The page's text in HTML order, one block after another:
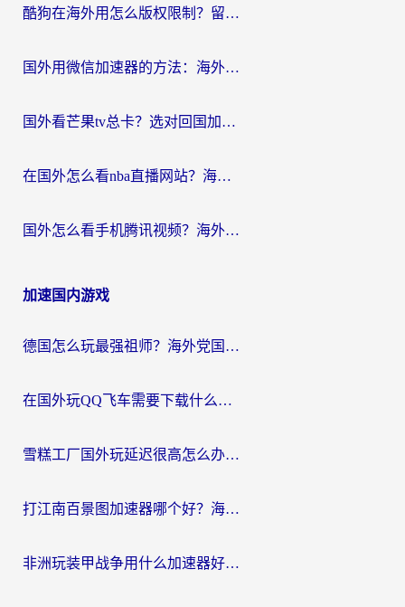
酷狗在海外用怎么版权限制？留学生亲测：3步解决听国内音乐难题
国外用微信加速器的方法：海外党无缝连接国内生活的实用指南
国外看芒果tv总卡？选对回国加速器，轻松追《浪姐》不费劲
在国外怎么看nba直播网站？海外党专属体育观赛指南，告别地区限制！
国外怎么看手机腾讯视频？海外党亲测有效的追剧加速器选择指南
加速国内游戏
德国怎么玩最强祖师？海外党国服游戏加速器选择全攻略（附宝可梦Online实测）
在国外玩QQ飞车需要下载什么加速器呢？海外党亲测有效的国服游戏加速指南
雪糕工厂国外玩延迟很高怎么办？海外玩家国服游戏加速终极攻略（附实测推荐）
打江南百景图加速器哪个好？海外党踩坑N次后，终于找到不卡的秘诀
非洲玩装甲战争用什么加速器好？海外党亲测有效的国服游戏加速方案